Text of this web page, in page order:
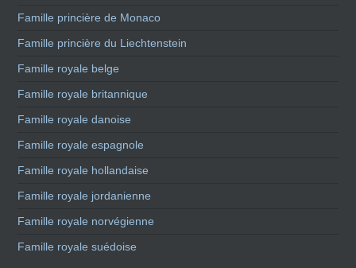
Famille princière de Monaco
Famille princière du Liechtenstein
Famille royale belge
Famille royale britannique
Famille royale danoise
Famille royale espagnole
Famille royale hollandaise
Famille royale jordanienne
Famille royale norvégienne
Famille royale suédoise